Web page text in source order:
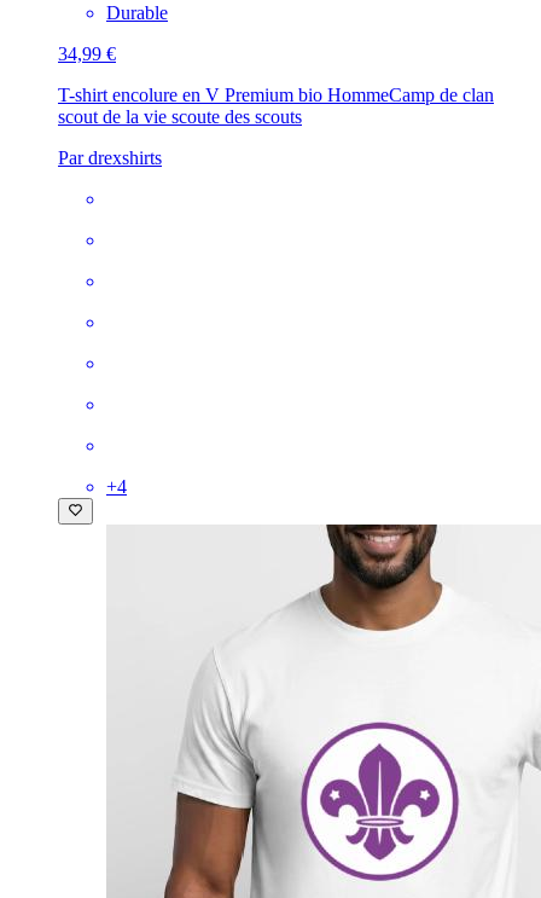
Durable
34,99 €
T-shirt encolure en V Premium bio HommeCamp de clan
scout de la vie scoute des scouts
Par drexshirts
+4